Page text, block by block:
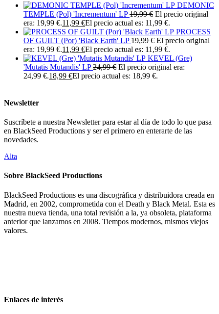
DEMONIC
TEMPLE (Pol) 'Incrementum' LP 19,99€ El precio original
era: 19,99 €.11,99 €El precio actual es: 11,99 €.
PROCESS
OF GUILT (Por) 'Black Earth' LP 19,99€ El precio original
era: 19,99 €.11,99 €El precio actual es: 11,99 €.
KEVEL (Gre)
'Mutatis Mutandis' LP 24,99€ El precio original era:
24,99 €.18,99 €El precio actual es: 18,99 €.
Newsletter
Suscríbete a nuestra Newsletter para estar al día de todo lo que pasa
en BlackSeed Productions y ser el primero en enterarte de las
novedades.
Alta
Sobre BlackSeed Productions
BlackSeed Productions es una discográfica y distribuidora creada en
Madrid, en 2002, comprometida con el Death y Black Metal. Esta es
nuestra nueva tienda, una total revisión a la, ya obsoleta, plataforma
anterior que lanzamos en 2008. Tiempos modernos, mismos viejos
valores.
Enlaces de interés